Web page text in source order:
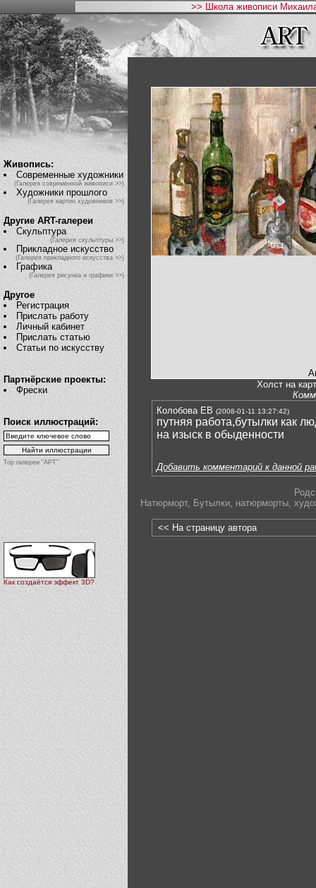
>> Школа живописи
Живопись:
Современные художники
(Галерея современной живописи >>)
Художники прошлого
(Галерея картин художников >>)
Другие ART-галереи
Скульптура
(Галерея скульптуры >>)
Прикладное искусство
(Галерея прикладного искусства >>)
Графика
(Галерея рисунка и графики >>)
Другое
Регистрация
Прислать работу
Личный кабинет
Прислать статью
Статьи по искусству
Партнёрские проекты:
Фрески
Поиск иллюстраций:
Top галереи "АРТ"
Как создаётся эффект 3D?
Холст на
Колобова ЕВ (2008-01-11 13:27:42)
путняя работа,бутылки как
на изыск в обыденности
Добавить комментарий к данной
Натюрморт, Бутылки, натюрморты,
<< На страницу автора